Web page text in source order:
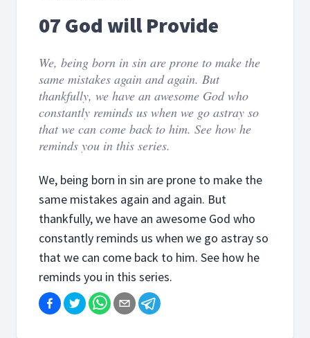
07 God will Provide
We, being born in sin are prone to make the
same mistakes again and again. But
thankfully, we have an awesome God who
constantly reminds us when we go astray so
that we can come back to him. See how he
reminds you in this series.
We, being born in sin are prone to make the
same mistakes again and again. But
thankfully, we have an awesome God who
constantly reminds us when we go astray so
that we can come back to him. See how he
reminds you in this series.